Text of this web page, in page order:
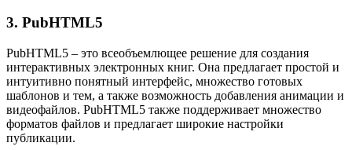
3. PubHTML5
PubHTML5 – это всеобъемлющее решение для создания
интерактивных электронных книг. Она предлагает простой и
интуитивно понятный интерфейс, множество готовых
шаблонов и тем, а также возможность добавления анимации и
видеофайлов. PubHTML5 также поддерживает множество
форматов файлов и предлагает широкие настройки
публикации.